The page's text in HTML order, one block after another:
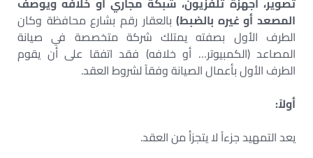
المصعد أو غيره بالضبط)بالعقار رقم بشارع محافظة وكان
الطرف الأول بصفته يمتلك شركة متخصصة في صيانة
المصاعد (الكمبيوتر… أو خلافه) فقد اتفقا على أن يقوم
الطرف الأول بأعمال الصيانة وفقاً لشروط العقد.
أولاً:
يعد التمهيد جزءاً لا يتجزأ من العقد.